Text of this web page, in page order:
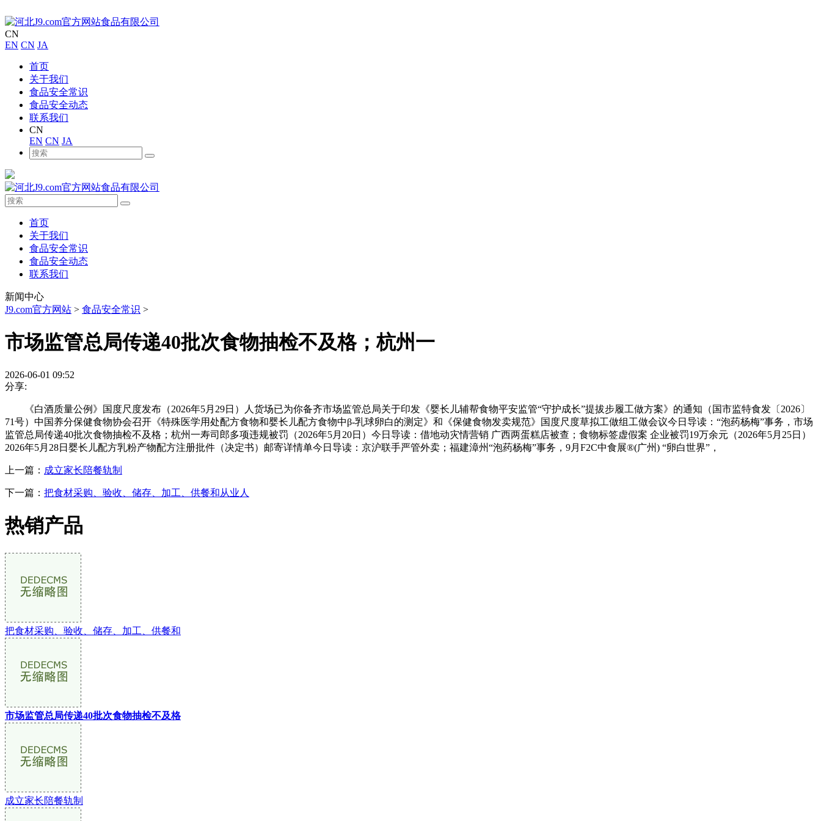
CN
EN CN JA
首页
关于我们
食品安全常识
食品安全动态
联系我们
CN
EN CN JA
首页
关于我们
食品安全常识
食品安全动态
联系我们
新闻中心
J9.com官方网站 > 食品安全常识 >
市场监管总局传递40批次食物抽检不及格；杭州一
2026-06-01 09:52
分享:
《白酒质量公例》国度尺度发布（2026年5月29日）人货场已为你备齐市场监管总局关于印发《婴长儿辅帮食物平安监管“守护成长”提拔步履工做方案》的通知（国市监特食发〔2026〕
71号）中国养分保健食物协会召开《特殊医学用处配方食物和婴长儿配方食物中β-乳球卵白的测定》和《保健食物发卖规范》国度尺度草拟工做组工做会议今日导读：“泡药杨梅”事务，市场
监管总局传递40批次食物抽检不及格；杭州一寿司郎多项违规被罚（2026年5月20日）今日导读：借地动灾情营销 广西两蛋糕店被查；食物标签虚假案 企业被罚19万余元（2026年5月25日）
2026年5月28日婴长儿配方乳粉产物配方注册批件（决定书）邮寄详情单今日导读：京沪联手严管外卖；福建漳州“泡药杨梅”事务，9月F2C中食展®(广州) “卵白世界”，
上一篇： 成立家长陪餐轨制
下一篇： 把食材采购、验收、储存、加工、供餐和从业人
热销产品
把食材采购、验收、储存、加工、供餐和
市场监管总局传递40批次食物抽检不及格
成立家长陪餐轨制